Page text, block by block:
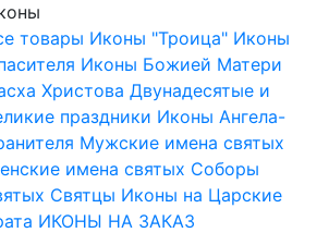
товары Иконы "Троица" Иконы
Иконы Божией Матери
Христова Двунадесятые и
праздники Иконы Ангела-
Мужские имена святых
имена святых Соборы
Святцы Иконы на Царские
ИКОНЫ НА ЗАКАЗ